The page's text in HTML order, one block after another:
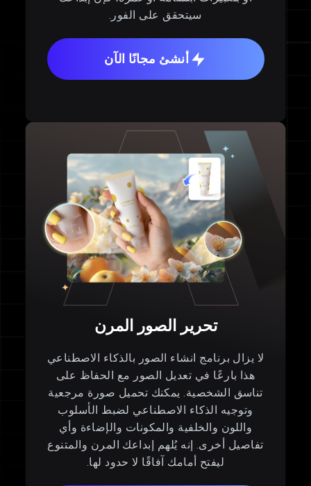
سيتحقق على الفور.
أنشئ مجانًا الآن
تحرير الصور المرن
لا يزال برنامج انشاء الصور بالذكاء الاصطناعي
هذا بارعًا في تعديل الصور مع الحفاظ على
تناسق الشخصية. يمكنك تحميل صورة مرجعية
وتوجيه الذكاء الاصطناعي لضبط الأسلوب
واللون والخلفية والمكونات والإضاءة وأي
تفاصيل أخرى. إنه يُلهم إبداعك المرن والمتنوع
ليفتح أمامك آفاقًا لا حدود لها.